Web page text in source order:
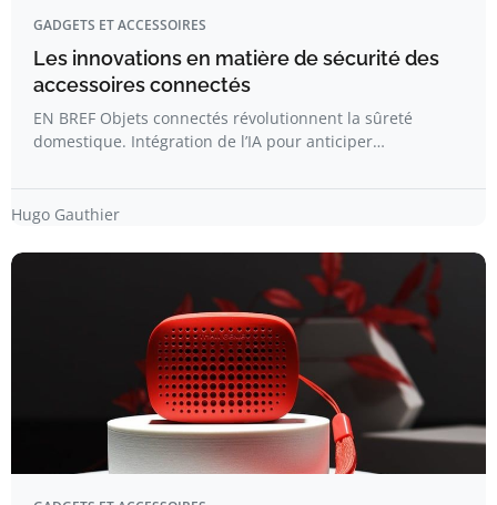
GADGETS ET ACCESSOIRES
Les innovations en matière de sécurité des
accessoires connectés
EN BREF Objets connectés révolutionnent la sûreté
domestique. Intégration de l’IA pour anticiper…
Hugo Gauthier